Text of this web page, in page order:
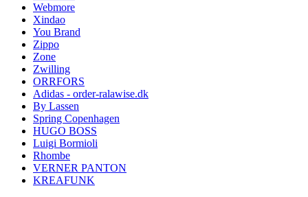
Webmore
Xindao
You Brand
Zippo
Zone
Zwilling
ORRFORS
Adidas - order-ralawise.dk
By Lassen
Spring Copenhagen
HUGO BOSS
Luigi Bormioli
Rhombe
VERNER PANTON
KREAFUNK